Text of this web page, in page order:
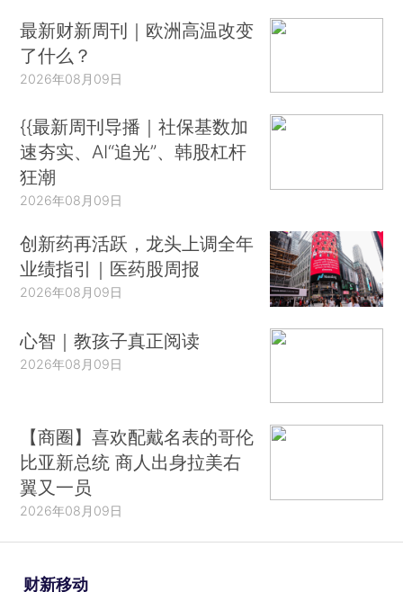
最新财新周刊｜欧洲高温改变
了什么？
2026年08月09日
{{最新周刊导播｜社保基数加
速夯实、AI“追光”、韩股杠杆
狂潮
2026年08月09日
创新药再活跃，龙头上调全年
业绩指引｜医药股周报
2026年08月09日
心智｜教孩子真正阅读
2026年08月09日
【商圈】喜欢配戴名表的哥伦
比亚新总统 商人出身拉美右
翼又一员
2026年08月09日
财新移动